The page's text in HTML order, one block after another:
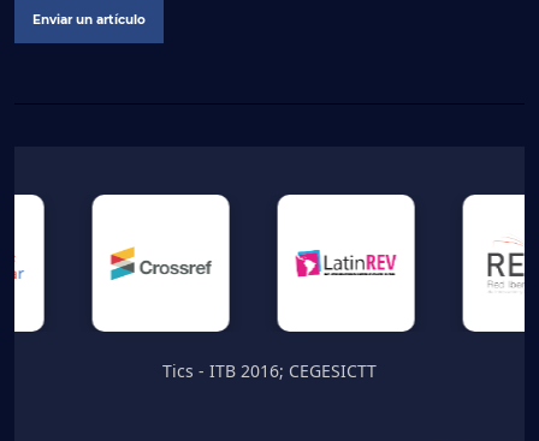
Enviar un artículo
Tics - ITB 2016; CEGESICTT